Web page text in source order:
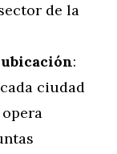
de la
:
ciudad